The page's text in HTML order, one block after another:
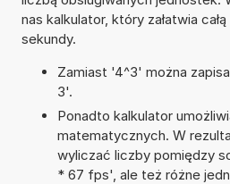
nas kalkulator, który załatwia
sekundy.
Zamiast '4^3' można
3'.
Ponadto kalkulator
matematycznych. W
wyliczać liczby pomiędzy
* 67 fps', ale też różne